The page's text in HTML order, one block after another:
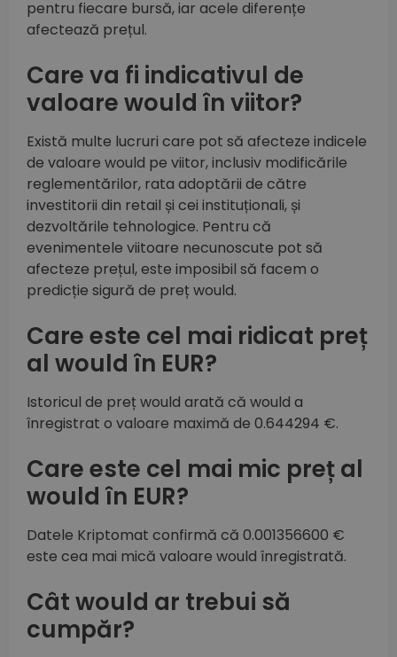
pentru fiecare bursă, iar acele diferențe
afectează prețul.
Care va fi indicativul de
valoare would în viitor?
Există multe lucruri care pot să afecteze indicele
de valoare would pe viitor, inclusiv modificările
reglementărilor, rata adoptării de către
investitorii din retail și cei instituționali, și
dezvoltările tehnologice. Pentru că
evenimentele viitoare necunoscute pot să
afecteze prețul, este imposibil să facem o
predicție sigură de preț would.
Care este cel mai ridicat preț
al would în EUR?
Istoricul de preț would arată că would a
înregistrat o valoare maximă de 0.644294 €.
Care este cel mai mic preț al
would în EUR?
Datele Kriptomat confirmă că 0.001356600 €
este cea mai mică valoare would înregistrată.
Cât would ar trebui să
cumpăr?